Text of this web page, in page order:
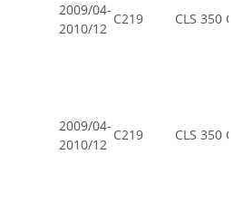
2009/04-
2010/12
C219 CLS 350
2009/04-
2010/12
C219 CLS 350